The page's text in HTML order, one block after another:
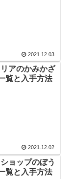
2021.12.03
アのかみかざ
覧と入手方法
2021.12.02
ョップのぼう
覧と入手方法